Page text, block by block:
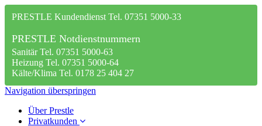
PRESTLE Kundendienst Tel. 07351 5000-33
PRESTLE Notdienstnummern
Sanitär Tel. 07351 5000-63
Heizung Tel. 07351 5000-64
Kälte/Klima Tel. 0178 25 404 27
Navigation überspringen
Über Prestle
Privatkunden